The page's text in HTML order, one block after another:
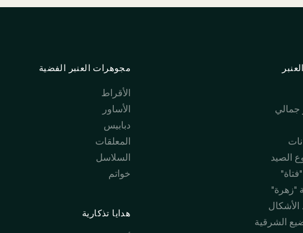
الصيد
"زهرة"
الأشكال
الشرقية
مجوهرات العنبر الفضية
الأقراط
الأساور
دبابيس
المعلقات
السلاسل
خواتم
هدايا تذكارية